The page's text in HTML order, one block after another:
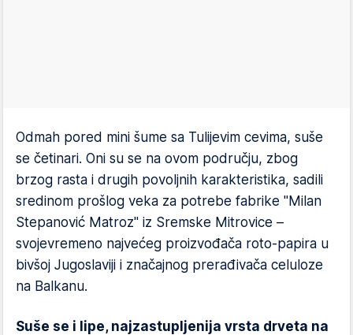
Odmah pored mini šume sa Tulijevim cevima, suše
se četinari. Oni su se na ovom području, zbog
brzog rasta i drugih povoljnih karakteristika, sadili
sredinom prošlog veka za potrebe fabrike "Milan
Stepanović Matroz" iz Sremske Mitrovice –
svojevremeno najvećeg proizvođača roto-papira u
bivšoj Jugoslaviji i značajnog prerađivača celuloze
na Balkanu.
Suše se i lipe, najzastupljenija vrsta drveta na